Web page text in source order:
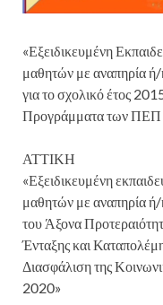
«Εξειδικευμένη
μαθητών με αναπηρία ή/
για το σχολικό έτος
Προγράμματα των ΠΕΠ
ΑΤΤΙΚΗ
«Εξειδικευμένη
μαθητών με αναπηρία ή/
του Άξονα
Ένταξης και
Διασφάλιση της
2020»